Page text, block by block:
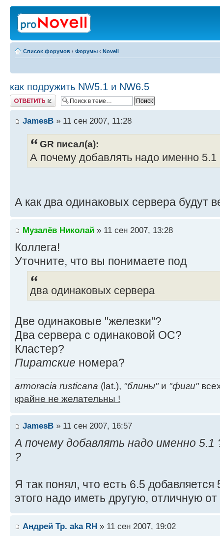
Список форумов ‹ Форумы ‹ Novell
как подружить NW5.1 и NW6.5
Ответить
JamesB » 11 сен 2007, 11:28
GR писал(а):
А почему добавлять надо именно 5.1
А как два одинаковых сервера будут
Музалёв Николай » 11 сен 2007, 13:28
Коллега!
Уточните, что вы понимаете под
два одинаковых сервера
Две одинаковые "железки"?
Два сервера с одинаковой ОС?
Кластер?
Пиратские номера?
armoracia rusticana (lat.), "блины"и "фиги"
крайне не желательны !
JamesB » 11 сен 2007, 16:57
А почему добавлять надо именно 5.1
?
Я так понял, что есть 6.5
этого надо иметь другую, отличную
Андрей Тр. aka RH » 11 сен 2007, 19:02